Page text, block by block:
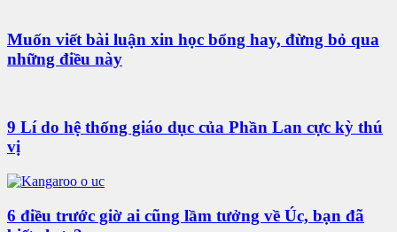
Muốn viết bài luận xin học bổng hay, đừng bỏ qua
những điều này
9 Lí do hệ thống giáo dục của Phần Lan cực kỳ thú
vị
6 điều trước giờ ai cũng lầm tưởng về Úc, bạn đã